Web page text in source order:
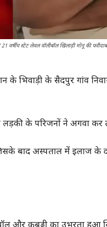
वर्षीय स्टेट लेवल वॉलीबॉल खिलाड़ी मोनू की
के भिवाड़ी के सैदपुर गांव
के परिजनों ने अगवा कर
बाद अस्पताल में इलाज के